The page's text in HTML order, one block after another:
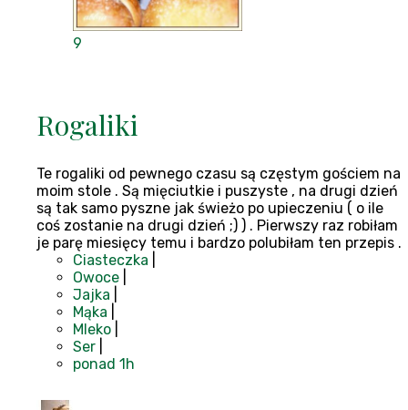
9
Rogaliki
Te rogaliki od pewnego czasu są częstym gościem na
moim stole . Są mięciutkie i puszyste , na drugi dzień
są tak samo pyszne jak świeżo po upieczeniu ( o ile
coś zostanie na drugi dzień ;) ) . Pierwszy raz robiłam
je parę miesięcy temu i bardzo polubiłam ten przepis .
Ciasteczka
Owoce
Jajka
Mąka
Mleko
Ser
ponad 1h